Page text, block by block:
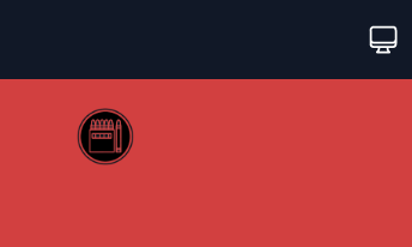
Web coloriage